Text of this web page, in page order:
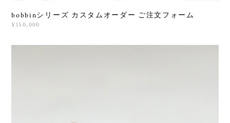
bobbinシリーズ カスタムオーダー ご注文フォーム
¥150,000